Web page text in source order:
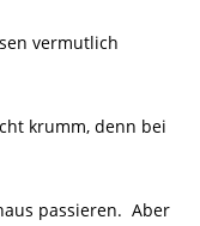
vermutlich
krumm, denn bei
passieren. Aber